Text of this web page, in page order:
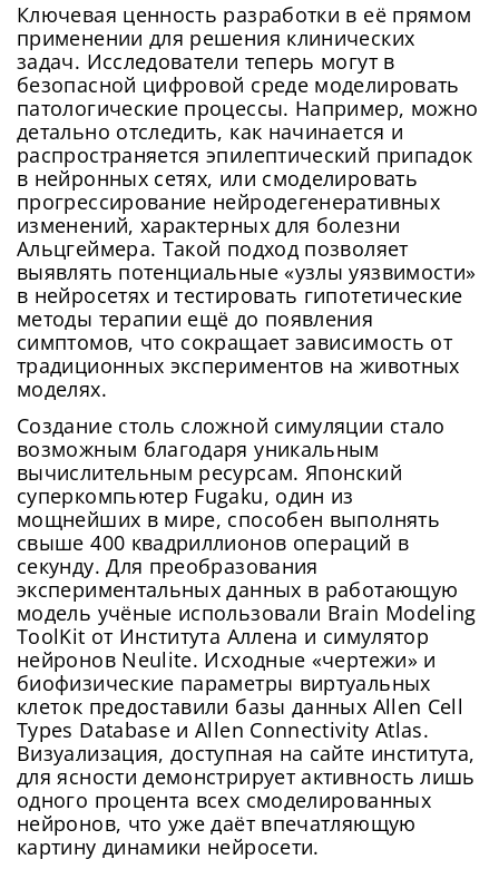
Ключевая ценность разработки в её прямом
применении для решения клинических
задач. Исследователи теперь могут в
безопасной цифровой среде моделировать
патологические процессы. Например, можно
детально отследить, как начинается и
распространяется эпилептический припадок
в нейронных сетях, или смоделировать
прогрессирование нейродегенеративных
изменений, характерных для болезни
Альцгеймера. Такой подход позволяет
выявлять потенциальные «узлы уязвимости»
в нейросетях и тестировать гипотетические
методы терапии ещё до появления
симптомов, что сокращает зависимость от
традиционных экспериментов на животных
моделях.
Создание столь сложной симуляции стало
возможным благодаря уникальным
вычислительным ресурсам. Японский
суперкомпьютер Fugaku, один из
мощнейших в мире, способен выполнять
свыше 400 квадриллионов операций в
секунду. Для преобразования
экспериментальных данных в работающую
модель учёные использовали Brain Modeling
ToolKit от Института Аллена и симулятор
нейронов Neulite. Исходные «чертежи» и
биофизические параметры виртуальных
клеток предоставили базы данных Allen Cell
Types Database и Allen Connectivity Atlas.
Визуализация, доступная на сайте института,
для ясности демонстрирует активность лишь
одного процента всех смоделированных
нейронов, что уже даёт впечатляющую
картину динамики нейросети.